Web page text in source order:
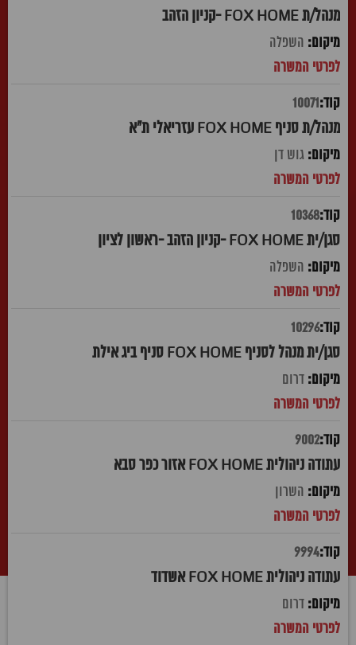
מנהל/ת FOX HOME -קניון הזהב
השפלה
10071
מנהל/ת סניף FOX HOME עזריאלי ת"א
גוש דן
10368
סגן/ית FOX HOME -קניון הזהב -ראשון לציון
השפלה
10296
סגן/ית מנהל לסניף FOX HOME סניף ביג אילת
דרום
9002
עתודה ניהולית FOX HOME אזור כפר סבא
השרון
9994
עתודה ניהולית FOX HOME אשדוד
דרום